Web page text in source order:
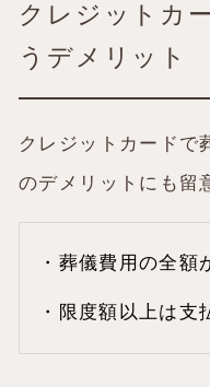
クレジットカ
うデメリット
クレジットカードで
のデメリットにも留
・葬儀費用の全額
・限度額以上は支